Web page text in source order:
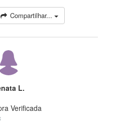
Compartilhar...
L.
Verificada